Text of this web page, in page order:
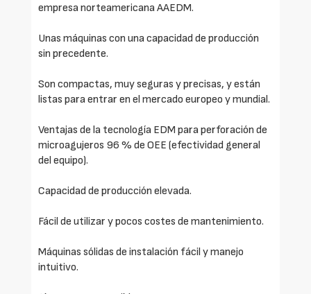
empresa norteamericana AAEDM.
Unas máquinas con una capacidad de producción
sin precedente.
Son compactas, muy seguras y precisas, y están
listas para entrar en el mercado europeo y mundial.
Ventajas de la tecnología EDM para perforación de
microagujeros 96 % de OEE (efectividad general
del equipo).
Capacidad de producción elevada.
Fácil de utilizar y pocos costes de mantenimiento.
Máquinas sólidas de instalación fácil y manejo
intuitivo.